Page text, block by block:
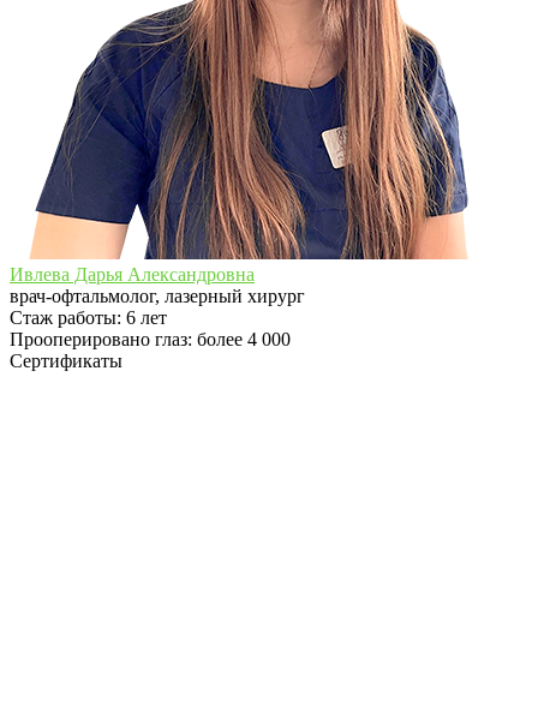
Ивлева Дарья Александровна
врач-офтальмолог, лазерный хирург
Стаж работы: 6 лет
Прооперировано глаз: более 4 000
Сертификаты